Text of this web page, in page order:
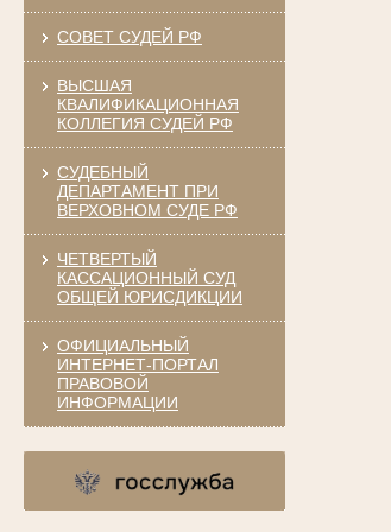
СОВЕТ СУДЕЙ РФ
ВЫСШАЯ
КВАЛИФИКАЦИОННАЯ
КОЛЛЕГИЯ СУДЕЙ РФ
СУДЕБНЫЙ
ДЕПАРТАМЕНТ ПРИ
ВЕРХОВНОМ СУДЕ РФ
ЧЕТВЕРТЫЙ
КАССАЦИОННЫЙ СУД
ОБЩЕЙ ЮРИСДИКЦИИ
ОФИЦИАЛЬНЫЙ
ИНТЕРНЕТ-ПОРТАЛ
ПРАВОВОЙ
ИНФОРМАЦИИ